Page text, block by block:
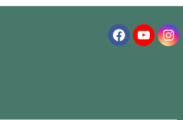
Facebook